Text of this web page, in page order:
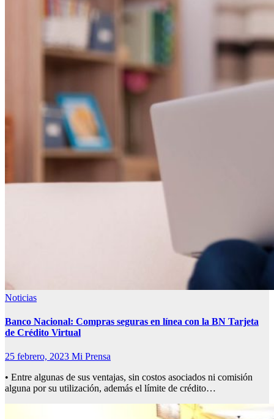
Noticias
Banco Nacional: Compras seguras en línea con la BN Tarjeta
de Crédito Virtual
25 febrero, 2023 Mi Prensa
• Entre algunas de sus ventajas, sin costos asociados ni comisión
alguna por su utilización, además el límite de crédito…